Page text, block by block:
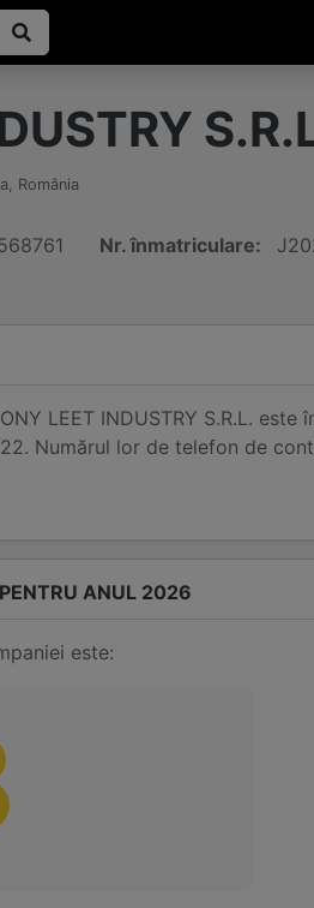
, România
Nr. înmatriculare:
LEET INDUSTRY S.R.L. este
Numărul lor de telefon de
ANUL 2026
este: